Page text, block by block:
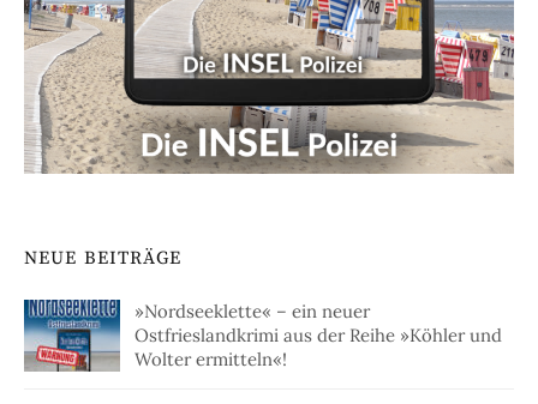
NEUE BEITRÄGE
»Nordseeklette« – ein neuer
Ostfrieslandkrimi aus der Reihe »Köhler und
Wolter ermitteln«!